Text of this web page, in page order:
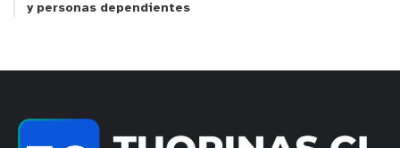
y personas dependientes